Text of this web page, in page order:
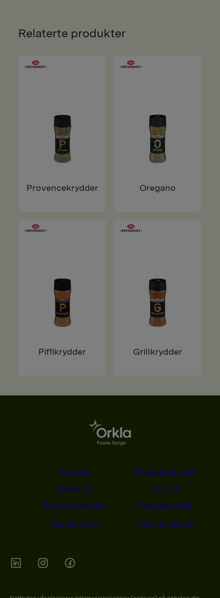
Relaterte produkter
Provencekrydder Oregano
Piffikrydder Grillkrydder
Om oss
Produktene våre
Bærekraft
Karriere
Forbrukerservice
Pressekontakt
Kontakt oss
Åpenhetsloven